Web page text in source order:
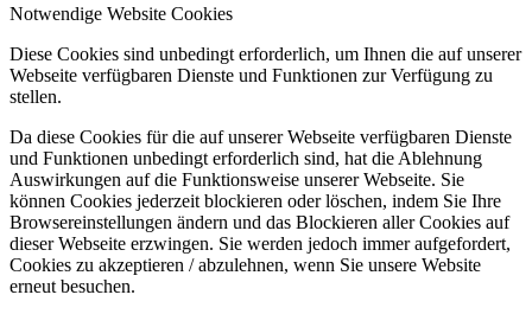
Notwendige Website Cookies
Diese Cookies sind unbedingt erforderlich, um Ihnen die auf unserer
Webseite verfügbaren Dienste und Funktionen zur Verfügung zu
stellen.
Da diese Cookies für die auf unserer Webseite verfügbaren Dienste
und Funktionen unbedingt erforderlich sind, hat die Ablehnung
Auswirkungen auf die Funktionsweise unserer Webseite. Sie
können Cookies jederzeit blockieren oder löschen, indem Sie Ihre
Browsereinstellungen ändern und das Blockieren aller Cookies auf
dieser Webseite erzwingen. Sie werden jedoch immer aufgefordert,
Cookies zu akzeptieren / abzulehnen, wenn Sie unsere Website
erneut besuchen.